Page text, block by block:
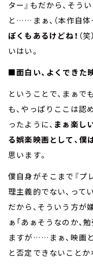
ター』もだから、そう
と……まぁ、（本作自体
ぽくもあるけどね！ （
いはい。
■面白い、よくできた
ということで、まぁで
も、やっぱりここは認
ったように、 まぁ楽し
る娯楽映画として、僕
思います。
僕自身がそこまで『プ
理主義的でない、って
だから、そういう方が
ぁ「あぁそうなのか、
ますが……まぁ、映画
と否定できないことか